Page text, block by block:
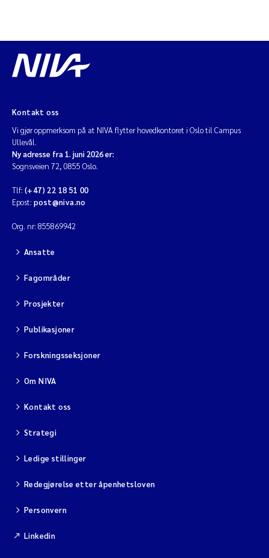
Kontakt oss
Vi gjør oppmerksom på at NIVA flytter hovedkontoret i Oslo til Campus
Ullevål.
Ny adresse fra 1. juni 2026 er:
Sognsveien 72, 0855 Oslo.
Tlf: (+47) 22 18 51 00
Epost: post@niva.no
Org. nr: 855869942
Ansatte
Fagområder
Prosjekter
Publikasjoner
Forskningsseksjoner
Om NIVA
Kontakt oss
Strategi
Ledige stillinger
Redegjørelse etter åpenhetsloven
Personvern
Linkedin